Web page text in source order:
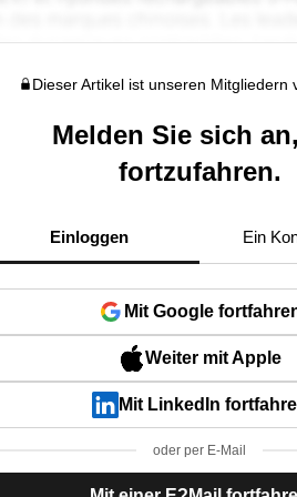
Dieser Artikel ist unseren Mitgliedern
Melden Sie sich
fortzufahren.
Einloggen Ein
Mit Google
Weiter mit Apple
Mit LinkedIn
oder per E-Mail